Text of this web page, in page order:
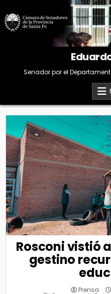
to
content
Senador por el
Rosconi vistió
gestino
Prensa